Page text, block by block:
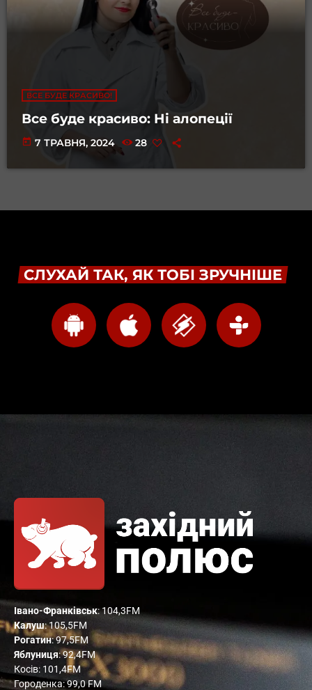
ВСЕ БУДЕ КРАСИВО!
Все буде красиво: Ні алопеції
today 7 ТРАВНЯ, 2024 28
СЛУХАЙ ТАК, ЯК ТОБІ ЗРУЧНІШЕ
Івано-Франківськ: 104,3FM
Калуш: 105,5FM
Рогатин: 97,5FM
Яблуниця: 92,4FM
Косів: 101,4FM
Городенка: 99,0 FM